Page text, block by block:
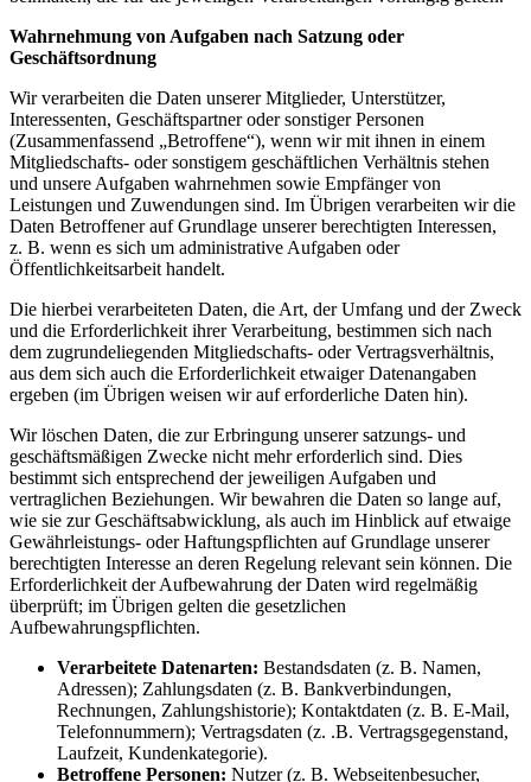
Wahrnehmung von Aufgaben nach Satzung oder
Geschäftsordnung
Wir verarbeiten die Daten unserer Mitglieder, Unterstützer,
Interessenten, Geschäftspartner oder sonstiger Personen
(Zusammenfassend „Betroffene“), wenn wir mit ihnen in einem
Mitgliedschafts- oder sonstigem geschäftlichen Verhältnis stehen
und unsere Aufgaben wahrnehmen sowie Empfänger von
Leistungen und Zuwendungen sind. Im Übrigen verarbeiten wir die
Daten Betroffener auf Grundlage unserer berechtigten Interessen,
z. B. wenn es sich um administrative Aufgaben oder
Öffentlichkeitsarbeit handelt.
Die hierbei verarbeiteten Daten, die Art, der Umfang und der Zweck
und die Erforderlichkeit ihrer Verarbeitung, bestimmen sich nach
dem zugrundeliegenden Mitgliedschafts- oder Vertragsverhältnis,
aus dem sich auch die Erforderlichkeit etwaiger Datenangaben
ergeben (im Übrigen weisen wir auf erforderliche Daten hin).
Wir löschen Daten, die zur Erbringung unserer satzungs- und
geschäftsmäßigen Zwecke nicht mehr erforderlich sind. Dies
bestimmt sich entsprechend der jeweiligen Aufgaben und
vertraglichen Beziehungen. Wir bewahren die Daten so lange auf,
wie sie zur Geschäftsabwicklung, als auch im Hinblick auf etwaige
Gewährleistungs- oder Haftungspflichten auf Grundlage unserer
berechtigten Interesse an deren Regelung relevant sein können. Die
Erforderlichkeit der Aufbewahrung der Daten wird regelmäßig
überprüft; im Übrigen gelten die gesetzlichen
Aufbewahrungspflichten.
Verarbeitete Datenarten: Bestandsdaten (z. B. Namen,
Adressen); Zahlungsdaten (z. B. Bankverbindungen,
Rechnungen, Zahlungshistorie); Kontaktdaten (z. B. E-Mail,
Telefonnummern); Vertragsdaten (z. .B. Vertragsgegenstand,
Laufzeit, Kundenkategorie).
Betroffene Personen: Nutzer (z. B. Webseitenbesucher,